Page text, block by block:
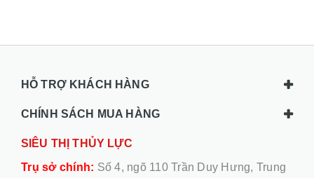
HỖ TRỢ KHÁCH HÀNG
CHÍNH SÁCH MUA HÀNG
SIÊU THỊ THỦY LỰC
Trụ sở chính: Số 4, ngõ 110 Trần Duy Hưng, Trung